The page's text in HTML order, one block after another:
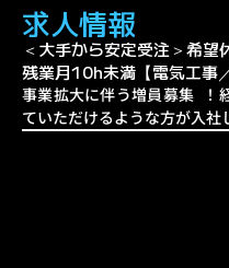
求人情報
＜大手から安定受注＞希望
残業月10h未満【電気工事
事業拡大に伴う増員募集 ！
ていただけるような方が入社